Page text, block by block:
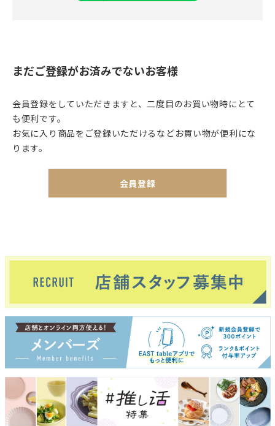
まだご登録がお済みでないお客様
会員登録をしていただきますと、二度目のお買い物時にとて
も便利です。
お気に入り商品をご登録いただけるなどお買い物が便利にな
ります。
会員登録